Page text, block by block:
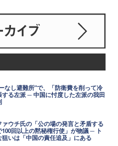
なし避難所"で、「防衛費を削って冷
る左派 ─ 中国に忖度した左派の我田
ァウチ氏の「公の場の発言と矛盾する
回以上の黙秘権行使」が物議 ─ ト
いは「中国の責任追及」にある